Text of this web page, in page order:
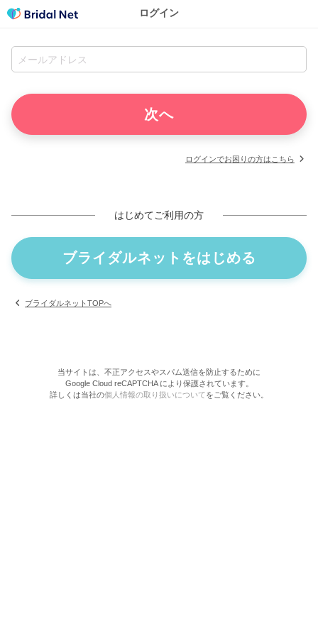
ログイン
ログインでお困りの方はこちら
はじめてご利用の方
ブライダルネットをはじめる
ブライダルネットTOPへ
当サイトは、不正アクセスやスパム送信を防止するために
Google Cloud reCAPTCHA により保護されています。
詳しくは当社の個人情報の取り扱いについてをご覧ください。